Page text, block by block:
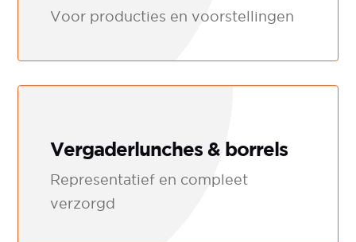
Voor producties en voorstellingen
Vergaderlunches & borrels
Representatief en compleet
verzorgd